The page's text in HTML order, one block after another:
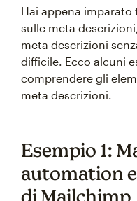
Hai appena
sulle meta
meta descrizioni
difficile. Ecco alcuni
comprendere gli
meta descrizioni.
Esempio 1:
automation
di Mailchimp